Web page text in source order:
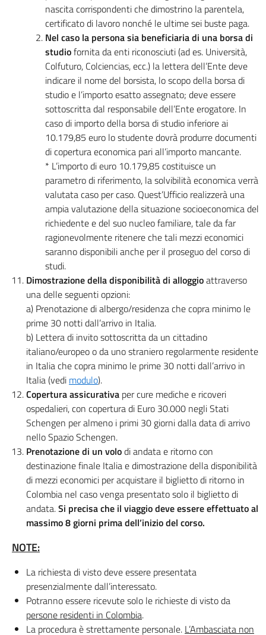
nascita corrispondenti che dimostrino la parentela,
certificato di lavoro nonché le ultime sei buste paga.
Nel caso la persona sia beneficiaria di una borsa di
studiofornita da enti riconosciuti (ad es. Università,
Colfuturo, Colciencias, ecc.) la lettera dell’Ente deve
indicare il nome del borsista, lo scopo della borsa di
studio e l’importo esatto assegnato; deve essere
sottoscritta dal responsabile dell’Ente erogatore. In
caso di importo della borsa di studio inferiore ai
10.179,85 euro lo studente dovrà produrre documenti
di copertura economica pari all’importo mancante.
* L’importo di euro 10.179,85 costituisce un
parametro di riferimento, la solvibilità economica verrà
valutata caso per caso. Quest’Ufficio realizzerà una
ampia valutazione della situazione socioeconomica del
richiedente e del suo nucleo familiare, tale da far
ragionevolmente ritenere che tali mezzi economici
saranno disponibili anche per il proseguo del corso di
studi.
Dimostrazione della disponibilità di alloggioattraverso
una delle seguenti opzioni:
a) Prenotazione di albergo/residenza che copra minimo le
prime 30 notti dall’arrivo in Italia.
b) Lettera di invito sottoscritta da un cittadino
italiano/europeo o da uno straniero regolarmente residente
in Italia che copra minimo le prime 30 notti dall’arrivo in
Italia (vedi modulo).
Copertura assicurativa per cure mediche e ricoveri
ospedalieri, con copertura di Euro 30.000 negli Stati
Schengen per almeno i primi 30 giorni dalla data di arrivo
nello Spazio Schengen.
Prenotazione di un volodi andata e ritorno con
destinazione finale Italia e dimostrazione della disponibilità
di mezzi economici per acquistare il biglietto di ritorno in
Colombia nel caso venga presentato solo il biglietto di
andata.Si precisa che il viaggio deve essere effettuato al
massimo 8 giorni prima dell’inizio del corso.
NOTE:
La richiesta di visto deve essere presentata
presenzialmente dall’interessato.
Potranno essere ricevute solo le richieste di visto da
persone residenti in Colombia.
La procedura è strettamente personale. L’Ambasciata non